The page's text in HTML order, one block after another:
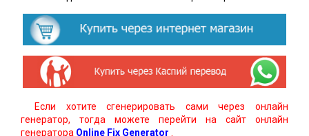
Если хотите сгенерировать сами через онлайн
генератор, тогда можете перейти на сайт онлайн
генератора Online Fix Generator